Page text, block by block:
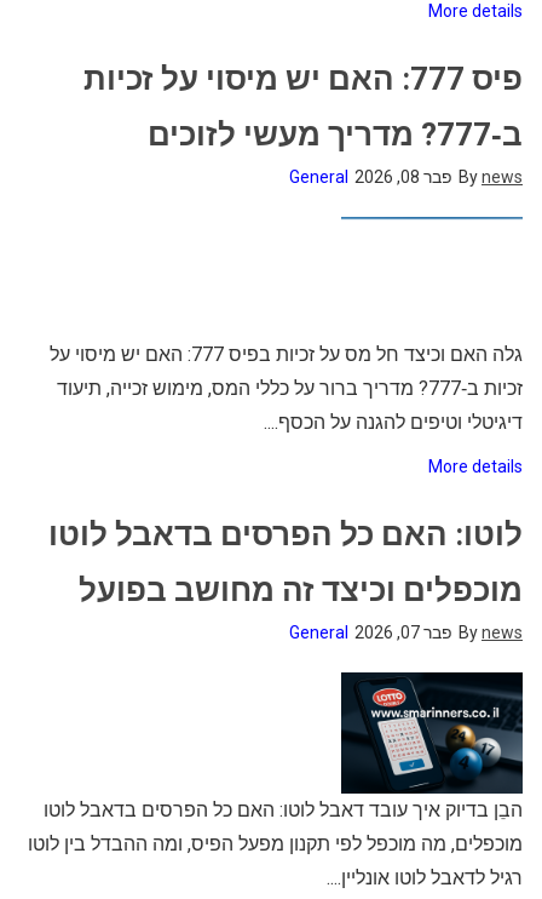
More details
פיס 777: האם יש מיסוי על זכיות
ב‑777? מדריך מעשי לזוכים
Bynews פבר 08, 2026 General
גלה האם וכיצד חל מס על זכיות בפיס 777: האם יש מיסוי על
זכיות ב‑777? מדריך ברור על כללי המס, מימוש זכייה, תיעוד
דיגיטלי וטיפים להגנה על הכסף....
More details
לוטו: האם כל הפרסים בדאבל לוטו
מוכפלים וכיצד זה מחושב בפועל
Bynews פבר 07, 2026 General
הבֵן בדיוק איך עובד דאבל לוטו: האם כל הפרסים בדאבל לוטו
מוכפלים, מה מוכפל לפי תקנון מפעל הפיס, ומה ההבדל בין לוטו
רגיל לדאבל לוטו אונליין....